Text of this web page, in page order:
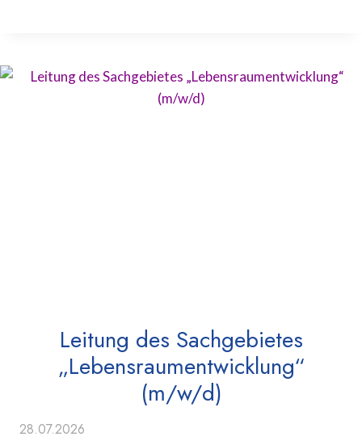
Leitung des Sachgebietes
„Lebensraumentwicklung“
(m/w/d)
28.07.2026